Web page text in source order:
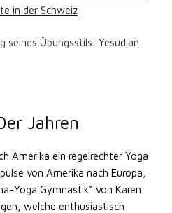
in der Schweiz
seines Übungsstils: Yesudian
Jahren
Amerika ein regelrechter Yoga
von Amerika nach Europa,
Yoga Gymnastik“ von Karen
welche enthusiastisch